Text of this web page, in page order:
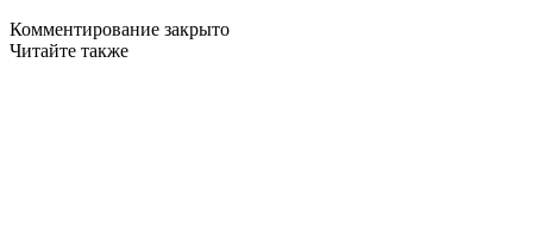
Комментирование закрыто
Читайте также